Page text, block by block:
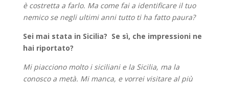
è costretta a farlo. Ma come fai a identificare il tuo
nemico se negli ultimi anni tutto ti ha fatto paura?
Sei mai stata in Sicilia? Se sì, che impressioni ne
hai riportato?
Mi piacciono molto i siciliani e la Sicilia, ma la
conosco a metà. Mi manca, e vorrei visitare al più